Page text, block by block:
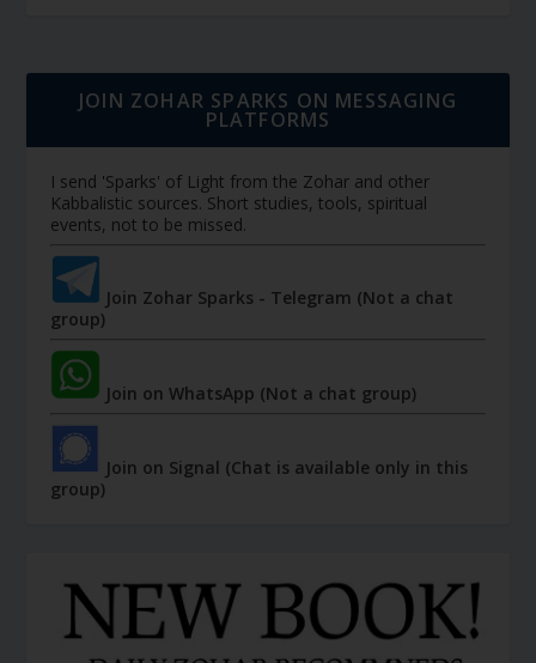
JOIN ZOHAR SPARKS ON MESSAGING
PLATFORMS
I send 'Sparks' of Light from the Zohar and other
Kabbalistic sources. Short studies, tools, spiritual
events, not to be missed.
Join Zohar Sparks - Telegram (Not a chat
group)
Join on WhatsApp (Not a chat group)
Join on Signal (Chat is available only in this
group)